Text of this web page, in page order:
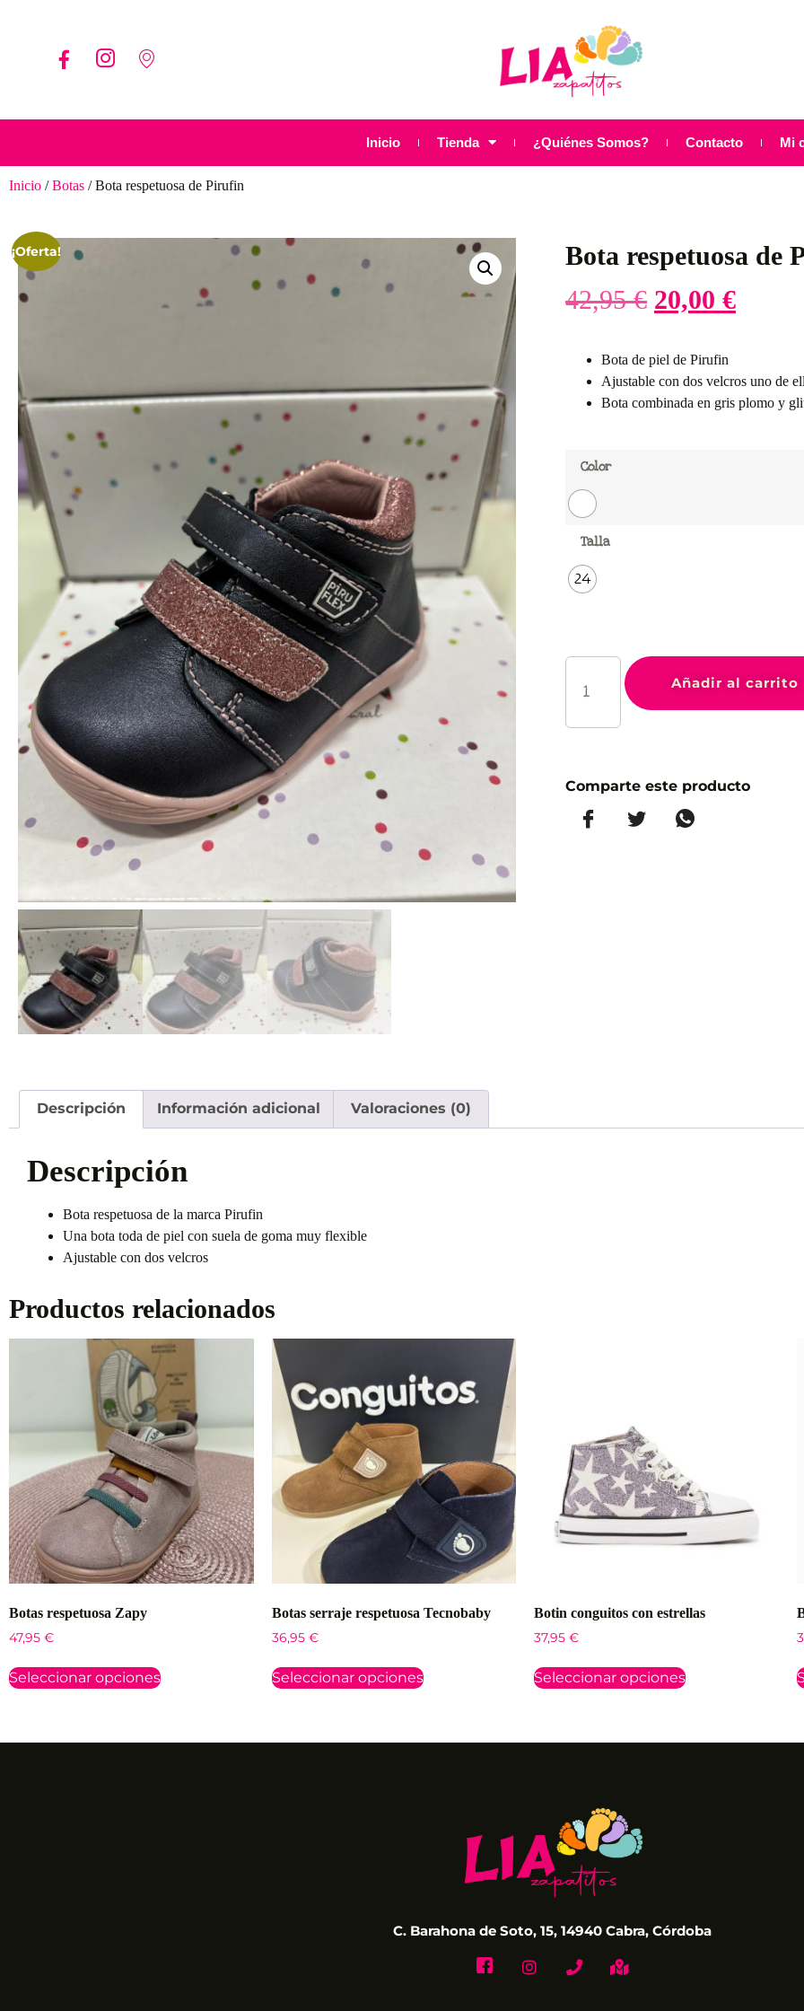
Inicio Tienda ¿Quiénes Somos? Contacto Mi
Inicio /Botas / Bota respetuosa de Pirufin
¡Oferta!
Bota respetuosa de
42,95€ 20,00 €
Bota de piel de Pirufin
Ajustable con dos velcros uno de
Bota combinada en gris plomo y
Color
Talla
24
Añadir al carrito
Comparte este producto
Descripción Información adicional Valoraciones (0)
Descripción
Bota respetuosa de la marca Pirufin
Una bota toda de piel con suela de goma muy flexible
Ajustable con dos velcros
Productos relacionados
Botas respetuosa Zapy
47,95 €
Seleccionar opciones
Botas serraje respetuosa Tecnobaby
36,95 €
Seleccionar opciones
Botin conguitos con estrellas
37,95 €
Seleccionar opciones
C. Barahona de Soto, 15, 14940 Cabra, Córdoba